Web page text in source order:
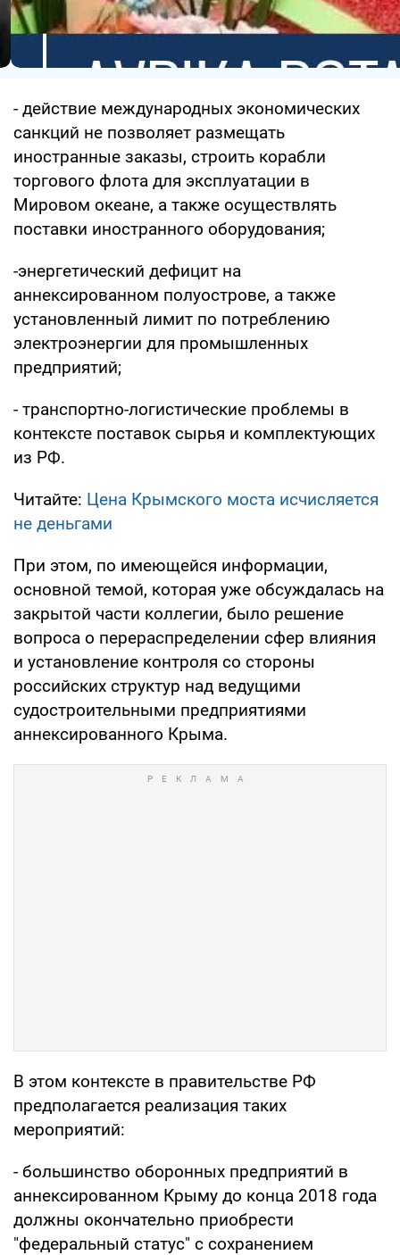
- действие международных экономических
санкций не позволяет размещать
иностранные заказы, строить корабли
торгового флота для эксплуатации в
Мировом океане, а также осуществлять
поставки иностранного оборудования;
-энергетический дефицит на
аннексированном полуострове, а также
установленный лимит по потреблению
электроэнергии для промышленных
предприятий;
- транспортно-логистические проблемы в
контексте поставок сырья и комплектующих
из РФ.
Читайте: Цена Крымского моста исчисляется
не деньгами
При этом, по имеющейся информации,
основной темой, которая уже обсуждалась на
закрытой части коллегии, было решение
вопроса о перераспределении сфер влияния
и установление контроля со стороны
российских структур над ведущими
судостроительными предприятиями
аннексированного Крыма.
В этом контексте в правительстве РФ
предполагается реализация таких
мероприятий:
- большинство оборонных предприятий в
аннексированном Крыму до конца 2018 года
должны окончательно приобрести
"федеральный статус" с сохранением